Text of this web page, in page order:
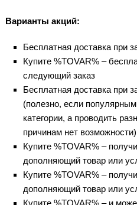
Варианты акций:
Бесплатная доставка при
Купите %TOVAR% –
следующий заказ
Бесплатная доставка при
(полезно, если
категории, а проводить
причинам нет возможности)
Купите %TOVAR% –
дополняющий товар или
Купите %TOVAR% –
дополняющий товар или
Купите %TOVAR% – и